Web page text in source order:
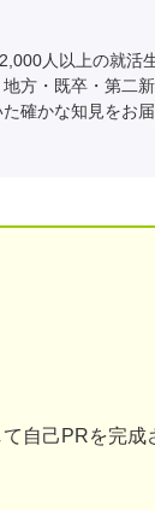
人以上の就活
方・既卒・第二
確かな知見をお届
自己PRを完成